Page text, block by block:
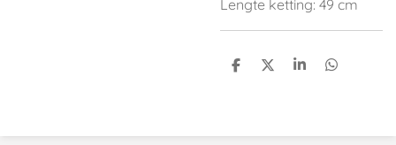
Lengte ketting: 49 cm
D
D
S
D